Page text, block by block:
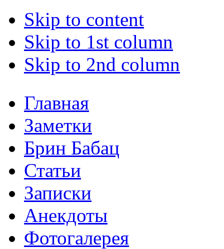
Skip to content
Skip to 1st column
Skip to 2nd column
Главная
Заметки
Брин Бабац
Статьи
Записки
Анекдоты
Фотогалерея